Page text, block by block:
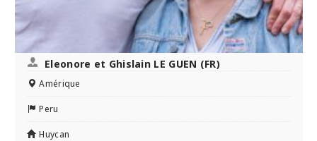
Eleonore et Ghislain LE GUEN (FR)
Amérique
Peru
Huycan